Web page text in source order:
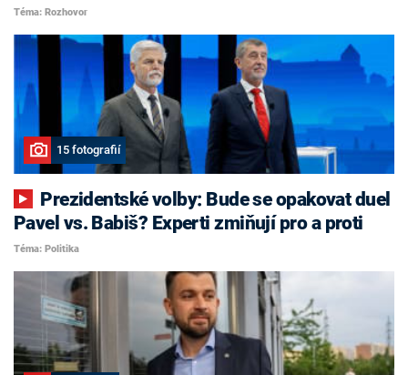
Téma: Rozhovor
15 fotografií
Pavel vs. Babiš? Experti zmiňují pro a proti
Téma: Politika